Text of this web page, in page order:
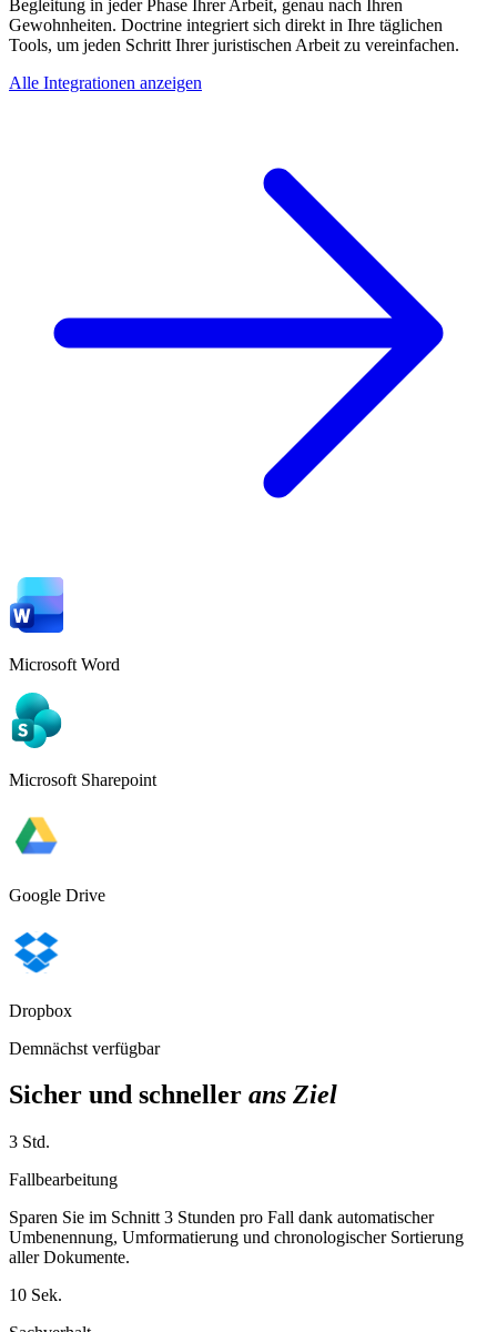
Begleitung in jeder Phase Ihrer Arbeit, genau nach Ihren
Gewohnheiten. Doctrine integriert sich direkt in Ihre täglichen
Tools, um jeden Schritt Ihrer juristischen Arbeit zu vereinfachen.
Alle Integrationen anzeigen
Microsoft Word
Microsoft Sharepoint
Google Drive
Dropbox
Demnächst verfügbar
Sicher und schneller ans Ziel
3 Std.
Fallbearbeitung
Sparen Sie im Schnitt 3 Stunden pro Fall dank automatischer
Umbenennung, Umformatierung und chronologischer Sortierung
aller Dokumente.
10 Sek.